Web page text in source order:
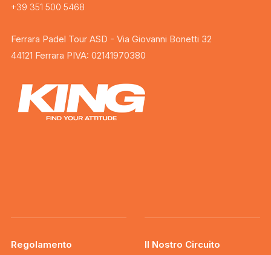
+39 351 500 5468
Ferrara Padel Tour ASD - Via Giovanni Bonetti 32
44121 Ferrara PIVA: 02141970380
Regolamento Il Nostro Circuito